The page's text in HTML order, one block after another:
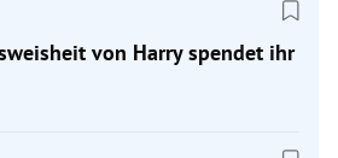
von Harry spendet ihr